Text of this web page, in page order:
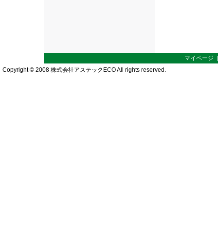
マイページ
Copyright © 2008 株式会社アステックECO All rights reserved.